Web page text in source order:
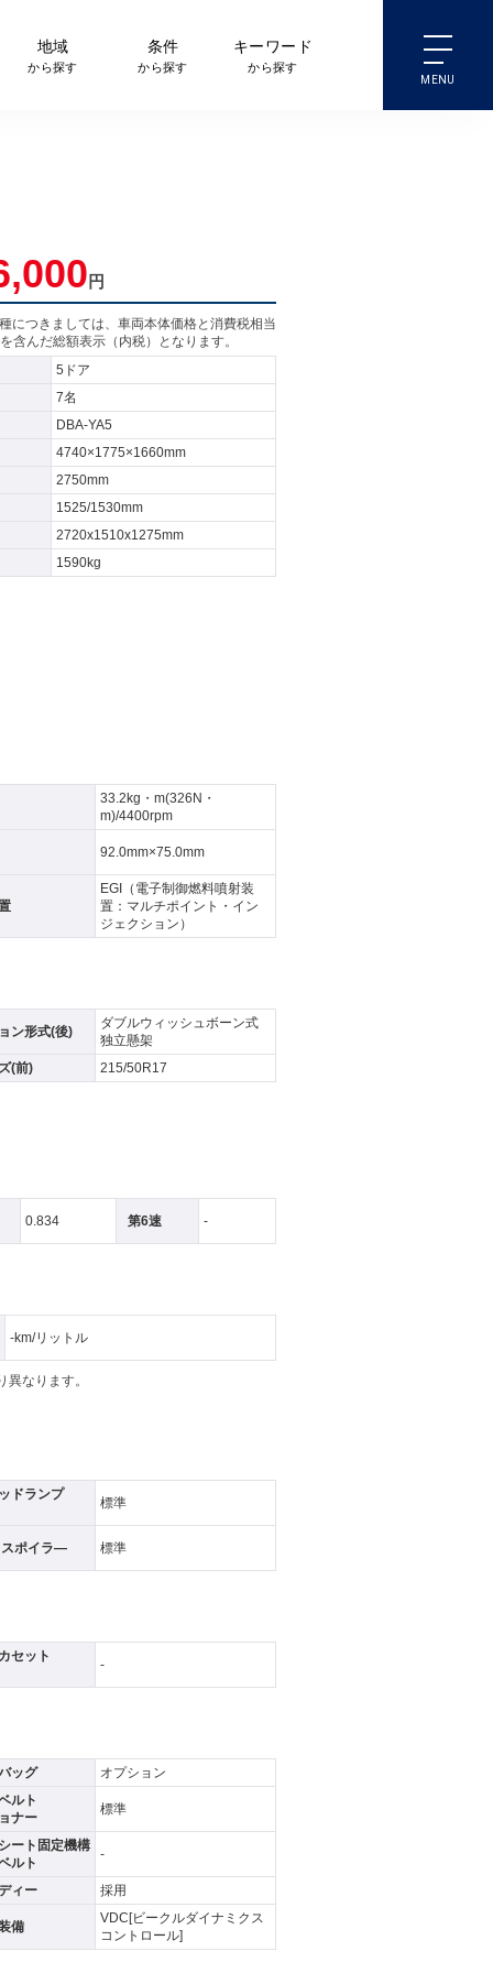
地域
から探す
条件
から探す
キーワード
から探す
円
につきましては、車両本体価格と消費税相当
含んだ総額表示（内税）となります。
5ドア
7名
DBA-YA5
4740×1775×1660mm
2750mm
1525/1530mm
2720x1510x1275mm
1590kg
33.2kg・m(326N・
m)/4400rpm
92.0mm×75.0mm
EGI（電子制御燃料噴射装
置：マルチポイント・イン
ジェクション）
ン形式(後)
ダブルウィッシュボーン式
独立懸架
(前)
215/50R17
0.834 第6速 -
-km/リットル
なります。
ドランプ
標準
スポイラ― 標準
セット
-
ッグ
オプション
ルト
ナー
標準
ート固定機構
ルト
-
ィー 採用
備
VDC[ビークルダイナミクス
コントロール]